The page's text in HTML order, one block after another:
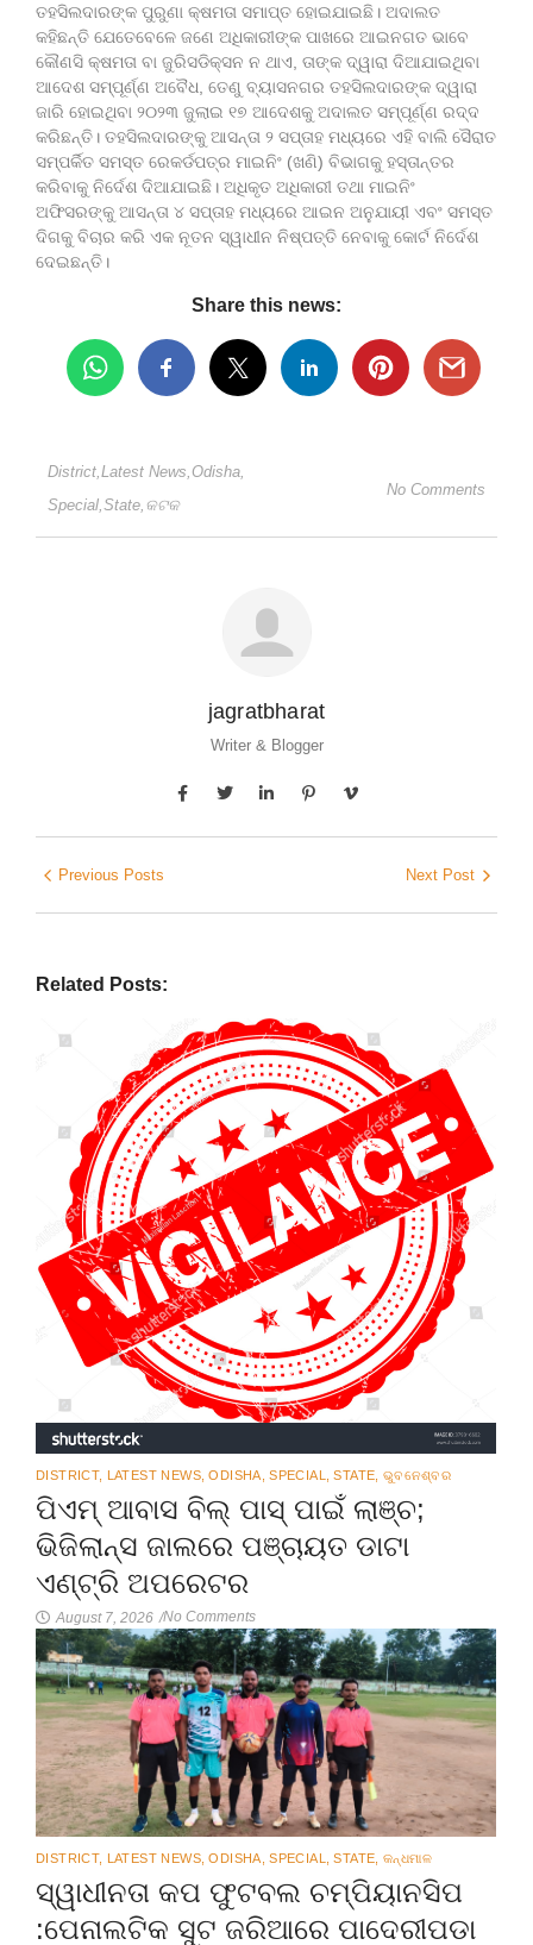
ତହସିଲଦାରଙ୍କ ପୁରୁଣା କ୍ଷମତା ସମାପ୍ତ ହୋଇଯାଇଛି। ଅଦାଲତ
କହିଛନ୍ତି ଯେତେବେଳେ ଜଣେ ଅଧିକାରୀଙ୍କ ପାଖରେ ଆଇନଗତ ଭାବେ
କୌଣସି କ୍ଷମତା ବା ଜୁରିସଡିକ୍‌ସନ ନ ଥାଏ, ତାଙ୍କ ଦ୍ୱାରା ଦିଆଯାଇଥିବା
ଆଦେଶ ସମ୍ପୂର୍ଣ୍ଣ ଅବୈଧ, ତେଣୁ ବ୍ୟାସନଗର ତହସିଲଦାରଙ୍କ ଦ୍ୱାରା
ଜାରି ହୋଇଥିବା ୨୦୨୩ ଜୁଲାଇ ୧୭ ଆଦେଶକୁ ଅଦାଲତ ସମ୍ପୂର୍ଣ୍ଣ ରଦ୍ଦ
କରିଛନ୍ତି। ତହସିଲଦାରଙ୍କୁ ଆସନ୍ତା ୨ ସପ୍ତାହ ମଧ୍ୟରେ ଏହି ବାଲି ସୈରାତ
ସମ୍ପର୍କିତ ସମସ୍ତ ରେକର୍ଡପତ୍ର ମାଇନିଂ (ଖଣି) ବିଭାଗକୁ ହସ୍ତାନ୍ତର
କରିବାକୁ ନିର୍ଦେଶ ଦିଆଯାଇଛି। ଅଧିକୃତ ଅଧିକାରୀ ତଥା ମାଇନିଂ
ଅଫିସରଙ୍କୁ ଆସନ୍ତା ୪ ସପ୍ତାହ ମଧ୍ୟରେ ଆଇନ ଅନୁଯାୟୀ ଏବଂ ସମସ୍ତ
ଦିଗକୁ ବିଚାର କରି ଏକ ନୂତନ ସ୍ୱାଧୀନ ନିଷ୍ପତ୍ତି ନେବାକୁ କୋର୍ଟ ନିର୍ଦେଶ
ଦେଇଛନ୍ତି।
Share this news:
District,Latest News,Odisha,
Special,State, କଟକ
No Comments
jagratbharat
Writer & Blogger
Previous Posts Next Post
Related Posts:
DISTRICT, LATEST NEWS ODISHA SPECIAL STATE ଭୁବନେଶ୍ବର
ପିଏମ୍ ଆବାସ ବିଲ୍ ପାସ୍ ପାଇଁ ଲାଞ୍ଚ;
ଭିଜିଲାନ୍ସ ଜାଲରେ ପଞ୍ଚାୟତ ଡାଟା
ଏଣ୍ଟ୍ରି ଅପରେଟର
August 7, 2026 /No Comments
DISTRICT, LATEST NEWS ODISHA SPECIAL STATE କନ୍ଧମାଳ
ସ୍ୱାଧୀନତା କପ ଫୁଟବଲ ଚମ୍ପିୟାନସିପ
:ପେନାଲଟିକ ସୁଟ ଜରିଆରେ ପାଦେରୀପଡା